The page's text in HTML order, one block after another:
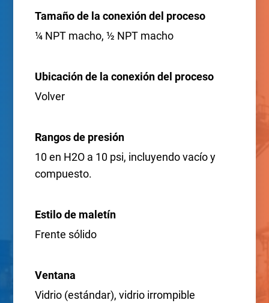
Tamaño de la conexión del proceso
¼ NPT macho, ½ NPT macho
Ubicación de la conexión del proceso
Volver
Rangos de presión
10 en H2O a 10 psi, incluyendo vacío y
compuesto.
Estilo de maletín
Frente sólido
Ventana
Vidrio (estándar), vidrio irrompible